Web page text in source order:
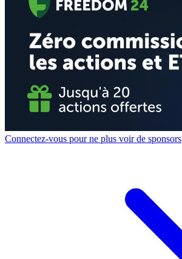
Connectez-vous pour ne plus voir de sponsors